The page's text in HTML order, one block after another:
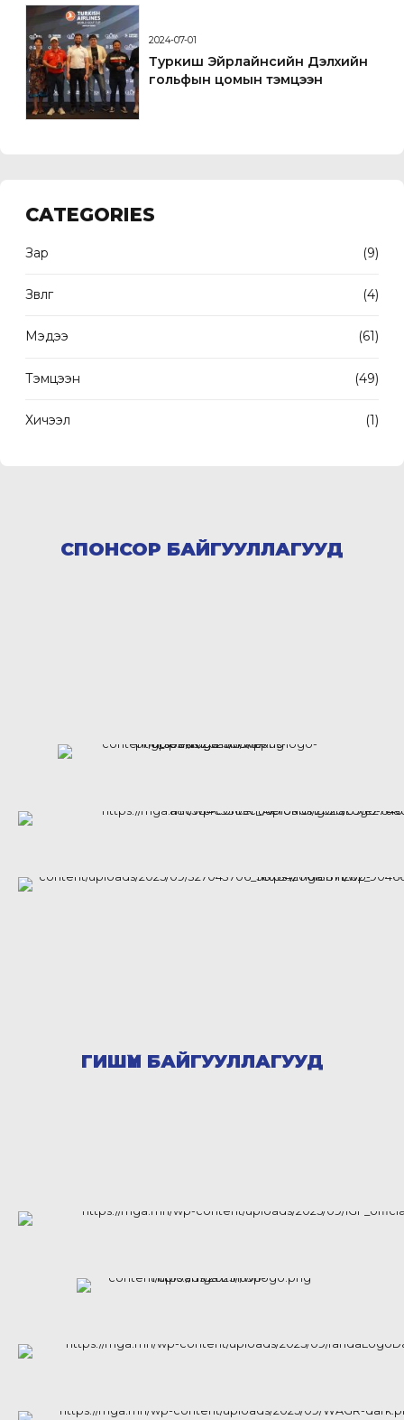
2024-07-01
Туркиш Эйрлайнсийн Дэлхийн
гольфын цомын тэмцээн
CATEGORIES
Зар (9)
Зөвлөгөө (4)
Мэдээ (61)
Тэмцээн (49)
Хичээл (1)
СПОНСОР БАЙГУУЛЛАГУУД
ГИШҮҮН БАЙГУУЛЛАГУУД